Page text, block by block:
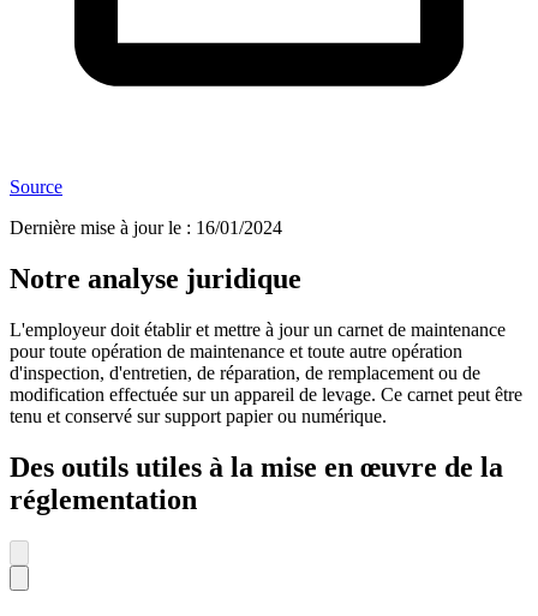
Source
Dernière mise à jour le : 16/01/2024
Notre analyse juridique
L'employeur doit établir et mettre à jour un carnet de maintenance
pour toute opération de maintenance et toute autre opération
d'inspection, d'entretien, de réparation, de remplacement ou de
modification effectuée sur un appareil de levage. Ce carnet peut être
tenu et conservé sur support papier ou numérique.
Des outils utiles à la mise en œuvre de la
réglementation